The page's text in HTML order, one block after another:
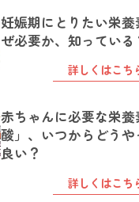
妊娠期にとりたい栄養
ぜ必要か、知っている
詳しくはこち
赤ちゃんに必要な栄養
酸」、いつからどう
良い？
詳しくはこち